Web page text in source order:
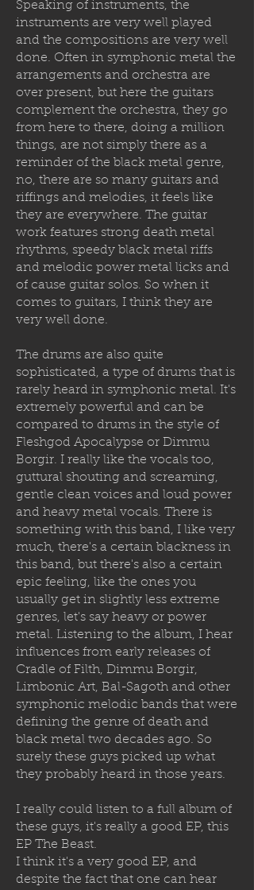
Speaking of instruments, the
instruments are very well played
and the compositions are very well
done. Often in symphonic metal the
arrangements and orchestra are
over present, but here the guitars
complement the orchestra, they go
from here to there, doing a million
things, are not simply there as a
reminder of the black metal genre,
no, there are so many guitars and
riffings and melodies, it feels like
they are everywhere. The guitar
work features strong death metal
rhythms, speedy black metal riffs
and melodic power metal licks and
of cause guitar solos. So when it
comes to guitars, I think they are
very well done.
The drums are also quite
sophisticated, a type of drums that is
rarely heard in symphonic metal. It's
extremely powerful and can be
compared to drums in the style of
Fleshgod Apocalypse or Dimmu
Borgir. I really like the vocals too,
guttural shouting and screaming,
gentle clean voices and loud power
and heavy metal vocals. There is
something with this band, I like very
much, there's a certain blackness in
this band, but there's also a certain
epic feeling, like the ones you
usually get in slightly less extreme
genres, let's say heavy or power
metal. Listening to the album, I hear
influences from early releases of
Cradle of Filth, Dimmu Borgir,
Limbonic Art, Bal-Sagoth and other
symphonic melodic bands that were
defining the genre of death and
black metal two decades ago. So
surely these guys picked up what
they probably heard in those years.
I really could listen to a full album of
these guys, it's really a good EP, this
EP The Beast.
I think it's a very good EP, and
despite the fact that one can hear